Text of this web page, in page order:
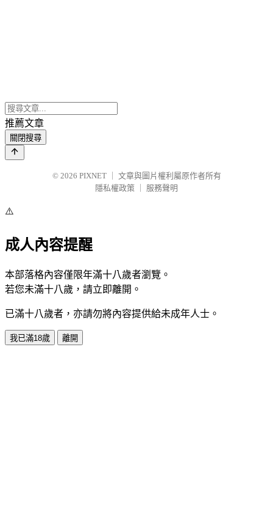
推薦文章
關閉搜尋
© 2026 PIXNET
文章與圖片權利屬原作者所有
隱私權政策
服務聲明
⚠️
成人內容提醒
本部落格內容僅限年滿十八歲者瀏覽。
若您未滿十八歲，請立即離開。
已滿十八歲者，亦請勿將內容提供給未成年人士。
我已滿18歲 離開